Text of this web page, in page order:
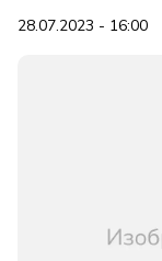
28.07.2023 - 16:00